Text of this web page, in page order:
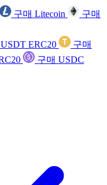
구매 Litecoin
구매
ERC20
구매
구매 USDC